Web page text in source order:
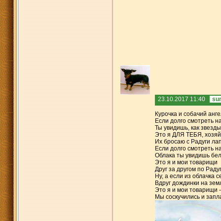
23.10.2017 11:40
Курочка и собачий
Если долго смотреть
Ты увидишь, как
Это я ДЛЯ ТЕБЯ,
Их бросаю с Радуги
Если долго смотреть
Облака ты увидишь
Это я и мои товарищи
Друг за другом по
Ну, а если из облачка
Вдруг дождинки на
Это я и мои товарищи -
Мы соскучились и